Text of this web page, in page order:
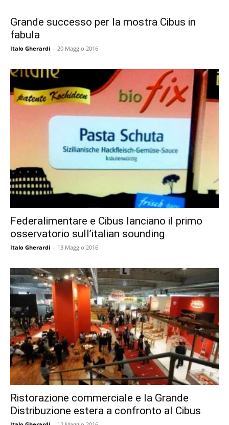
Grande successo per la mostra Cibus in
fabula
Italo Gherardi - 20 Maggio 2016
Federalimentare e Cibus lanciano il primo
osservatorio sull’italian sounding
Italo Gherardi - 13 Maggio 2016
Ristorazione commerciale e la Grande
Distribuzione estera a confronto al Cibus